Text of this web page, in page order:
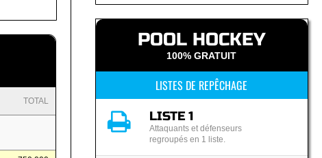
TOTAL
POOL HOCKEY
100% GRATUIT
LISTES DE REPÊCHAGE
LISTE 1
Attaquants et défenseurs
regroupés en 1 liste.